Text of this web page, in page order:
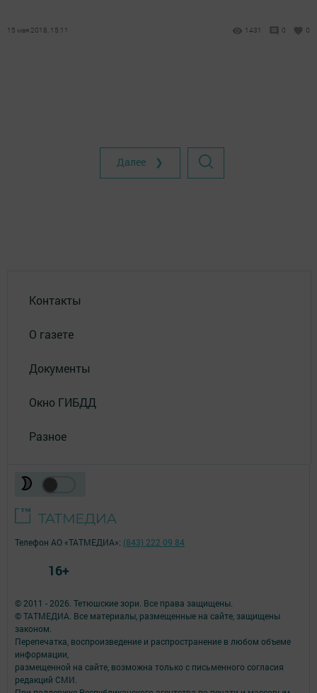
15 мая 2018, 15:11 1431 0 0
Далее ❯
Контакты
О газете
Документы
Окно ГИБДД
Разное
© 2011 - 2026. Тетюшские зори. Все права защищены.
© ТАТМЕДИА. Все материалы, размещенные на сайте, защищены
законом.
Перепечатка, воспроизведение и распространение в любом объеме
информации,
размещенной на сайте, возможна только с письменного согласия
редакций СМИ.
Телефон АО «ТАТМЕДИА»: (843) 222 09 84
16+